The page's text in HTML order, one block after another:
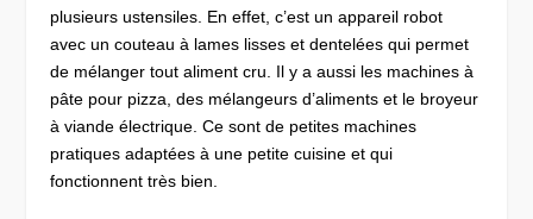
plusieurs ustensiles. En effet, c’est un appareil robot
avec un couteau à lames lisses et dentelées qui permet
de mélanger tout aliment cru. Il y a aussi les machines à
pâte pour pizza, des mélangeurs d’aliments et le broyeur
à viande électrique. Ce sont de petites machines
pratiques adaptées à une petite cuisine et qui
fonctionnent très bien.